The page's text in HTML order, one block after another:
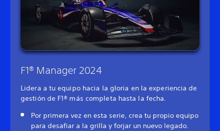
F1® Manager 2024
Lidera a tu equipo hacia la gloria en la experiencia de
gestión de F1® más completa hasta la fecha.
Por primera vez en esta serie, crea tu propio equipo
para desafiar a la grilla y forjar un nuevo legado.